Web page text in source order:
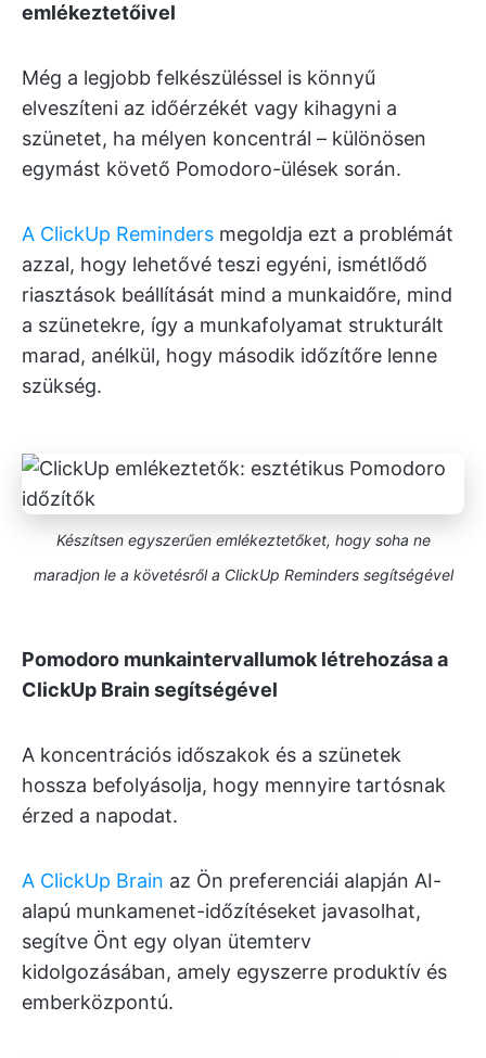
emlékeztetőivel
Még a legjobb felkészüléssel is könnyű
elveszíteni az időérzékét vagy kihagyni a
szünetet, ha mélyen koncentrál – különösen
egymást követő Pomodoro-ülések során.
A ClickUp Reminders megoldja ezt a problémát
azzal, hogy lehetővé teszi egyéni, ismétlődő
riasztások beállítását mind a munkaidőre, mind
a szünetekre, így a munkafolyamat strukturált
marad, anélkül, hogy második időzítőre lenne
szükség.
Készítsen egyszerűen emlékeztetőket, hogy soha ne
maradjon le a követésről a ClickUp Reminders segítségével
Pomodoro munkaintervallumok létrehozása a
ClickUp Brain segítségével
A koncentrációs időszakok és a szünetek
hossza befolyásolja, hogy mennyire tartósnak
érzed a napodat.
A ClickUp Brain az Ön preferenciái alapján AI-
alapú munkamenet-időzítéseket javasolhat,
segítve Önt egy olyan ütemterv
kidolgozásában, amely egyszerre produktív és
emberközpontú.